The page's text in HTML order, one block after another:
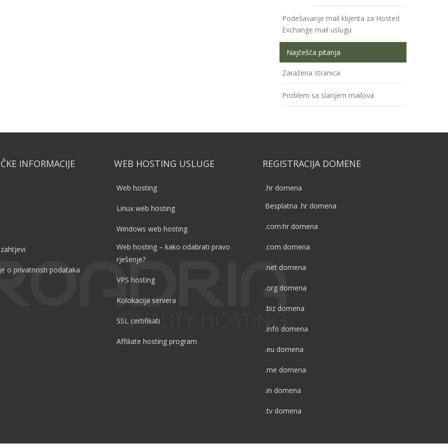
Podešavanje mail klijenta za Hosted
Exchange mail uslugu
Najčešća pitanja
Zaražena stranica
Problem sa slanjem mailova
INFORMACIJE
o privatnosti podataka
WEB HOSTING USLUGE
Web hosting
Linux web hosting
Windows web hosting
Web hosting – kako odabrati pravo
rješenje?
VPS hosting
Kolokacija servera
SSL certifikati
Affiliate hosting program
REGISTRACIJA DOMENE
.hr domena
Besplatna .hr domena
.com.hr domena
.com domena
.net domena
.org domena
.biz domena
.info domena
.eu domena
.me domena
.in domena
.tv domena